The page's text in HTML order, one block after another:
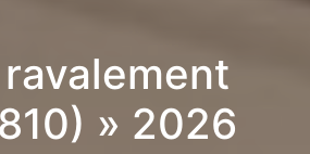
» 2026